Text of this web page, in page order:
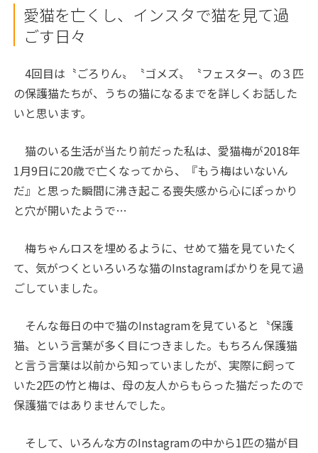
愛猫を亡くし、インスタで猫を見て過
ごす日々
4回目は〝ごろりん〟〝ゴメズ〟〝フェスター〟の３匹
の保護猫たちが、うちの猫になるまでを詳しくお話した
いと思います。
猫のいる生活が当たり前だった私は、愛猫梅が2018年
1月9日に20歳で亡くなってから、『もう梅はいないん
だ』と思った瞬間に沸き起こる喪失感から心にぽっかり
と穴が開いたようで…
梅ちゃんロスを埋めるように、せめて猫を見ていたく
て、気がつくといろいろな猫のInstagramばかりを見て過
ごしていました。
そんな毎日の中で猫のInstagramを見ていると〝保護
猫〟という言葉が多く目につきました。もちろん保護猫
と言う言葉は以前から知っていましたが、実際に飼って
いた2匹の竹と梅は、母の友人からもらった猫だったので
保護猫ではありませんでした。
そして、いろんな方のInstagramの中から1匹の猫が目